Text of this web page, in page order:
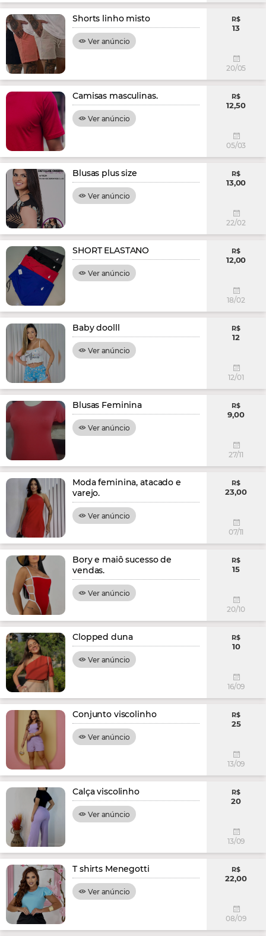
Shorts linho misto
Ver anúncio
R$
13
20/05
Camisas masculinas.
Ver anúncio
R$
12,50
05/03
Blusas plus size
Ver anúncio
R$
13,00
22/02
SHORT ELASTANO
Ver anúncio
R$
12,00
18/02
Baby doolll
Ver anúncio
R$
12
12/01
Blusas Feminina
Ver anúncio
R$
9,00
27/11
Moda feminina, atacado e
varejo.
Ver anúncio
R$
23,00
07/11
Bory e maiô sucesso de
vendas.
Ver anúncio
R$
15
20/10
Clopped duna
Ver anúncio
R$
10
16/09
Conjunto viscolinho
Ver anúncio
R$
25
13/09
Calça viscolinho
Ver anúncio
R$
20
13/09
T shirts Menegotti
Ver anúncio
R$
22,00
08/09